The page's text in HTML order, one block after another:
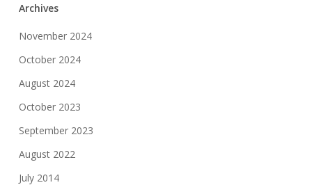
Archives
November 2024
October 2024
August 2024
October 2023
September 2023
August 2022
July 2014